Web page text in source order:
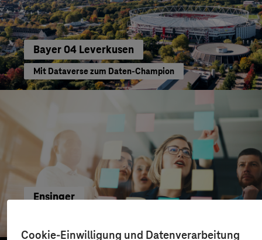
Cookie-Einwilligung und Datenverarbeitung
Bayer 04 Leverkusen
Mit Dataverse zum Daten-Champion
Ensinger